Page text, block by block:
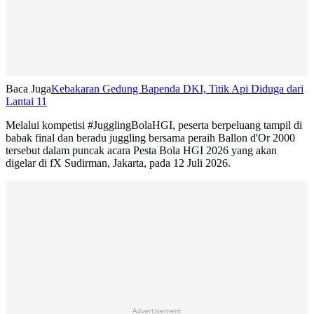
Baca JugaKebakaran Gedung Bapenda DKI, Titik Api Diduga dari
Lantai 11
Melalui kompetisi #JugglingBolaHGI, peserta berpeluang tampil di
babak final dan beradu juggling bersama peraih Ballon d'Or 2000
tersebut dalam puncak acara Pesta Bola HGI 2026 yang akan
digelar di fX Sudirman, Jakarta, pada 12 Juli 2026.
Advertisement